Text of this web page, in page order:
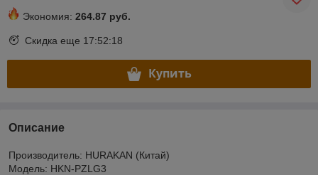
Экономия: 264.87 руб.
Скидка еще 17:52:18
Купить
Описание
Производитель: HURAKAN (Китай)
Модель: HKN-PZLG3